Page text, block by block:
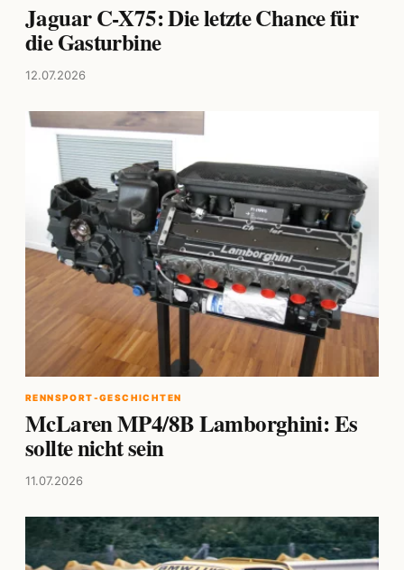
Jaguar C-X75: Die letzte Chance für
die Gasturbine
12.07.2026
RENNSPORT-GESCHICHTEN
McLaren MP4/8B Lamborghini: Es
sollte nicht sein
11.07.2026